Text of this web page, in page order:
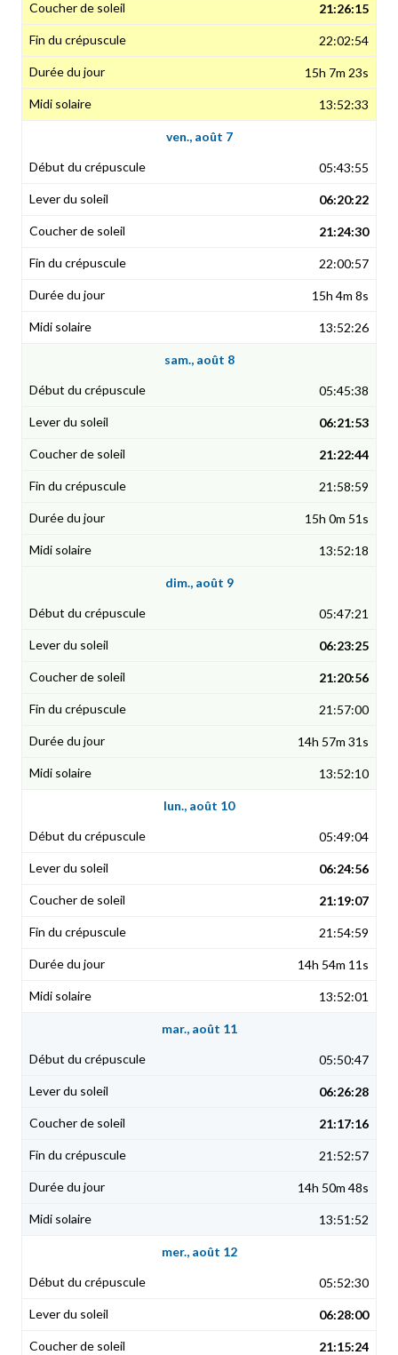
21:26:15
22:02:54
15h 7m 23s
13:52:33
ven., août 7
05:43:55
06:20:22
21:24:30
22:00:57
15h 4m 8s
13:52:26
sam., août 8
05:45:38
06:21:53
21:22:44
21:58:59
15h 0m 51s
13:52:18
dim., août 9
05:47:21
06:23:25
21:20:56
21:57:00
14h 57m 31s
13:52:10
lun., août 10
05:49:04
06:24:56
21:19:07
21:54:59
14h 54m 11s
13:52:01
mar., août 11
05:50:47
06:26:28
21:17:16
21:52:57
14h 50m 48s
13:51:52
mer., août 12
05:52:30
06:28:00
21:15:24